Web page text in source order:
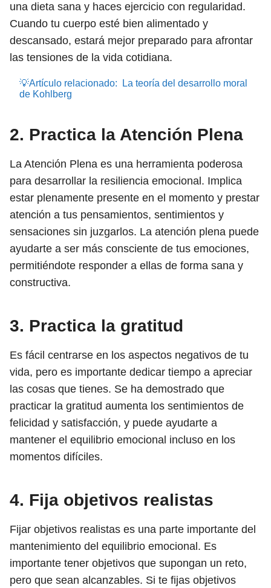
una dieta sana y haces ejercicio con regularidad.
Cuando tu cuerpo esté bien alimentado y
descansado, estará mejor preparado para afrontar
las tensiones de la vida cotidiana.
💡Artículo relacionado:
La teoría del desarrollo moral
de Kohlberg
2. Practica la Atención Plena
La Atención Plena es una herramienta poderosa
para desarrollar la resiliencia emocional. Implica
estar plenamente presente en el momento y prestar
atención a tus pensamientos, sentimientos y
sensaciones sin juzgarlos. La atención plena puede
ayudarte a ser más consciente de tus emociones,
permitiéndote responder a ellas de forma sana y
constructiva.
3. Practica la gratitud
Es fácil centrarse en los aspectos negativos de tu
vida, pero es importante dedicar tiempo a apreciar
las cosas que tienes. Se ha demostrado que
practicar la gratitud aumenta los sentimientos de
felicidad y satisfacción, y puede ayudarte a
mantener el equilibrio emocional incluso en los
momentos difíciles.
4. Fija objetivos realistas
Fijar objetivos realistas es una parte importante del
mantenimiento del equilibrio emocional. Es
importante tener objetivos que supongan un reto,
pero que sean alcanzables. Si te fijas objetivos